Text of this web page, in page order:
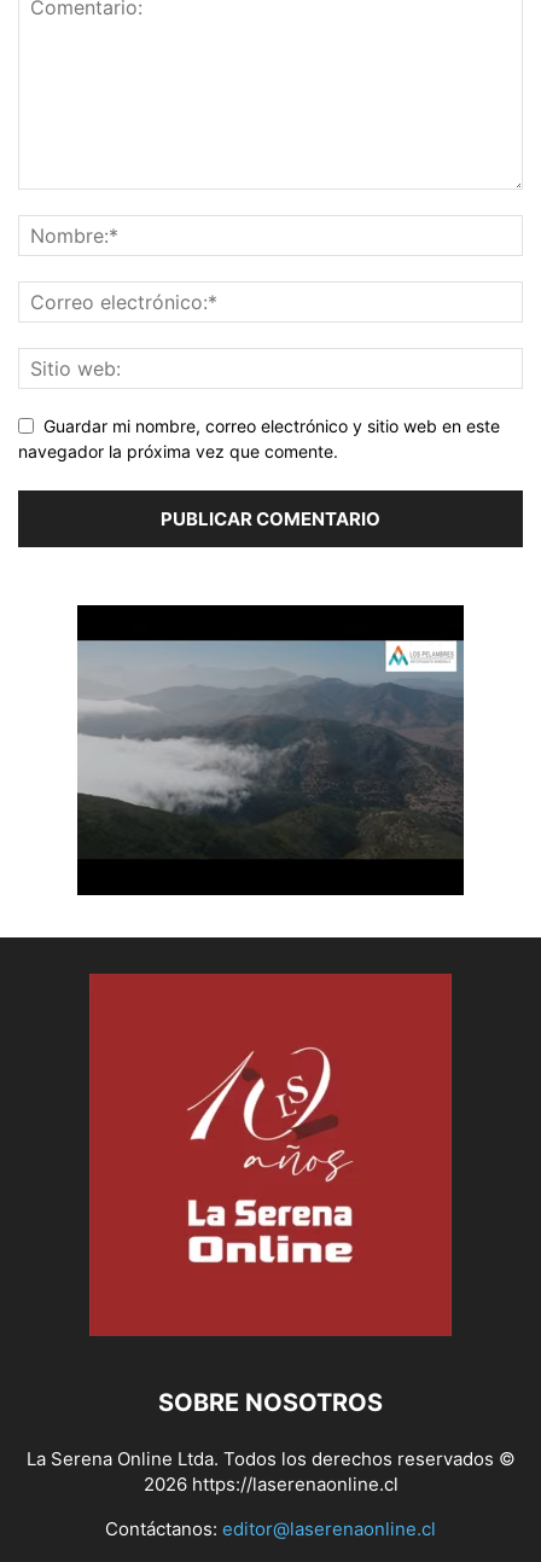
Guardar mi nombre, correo electrónico y sitio web en este
navegador la próxima vez que comente.
SOBRE NOSOTROS
La Serena Online Ltda. Todos los derechos reservados ©
2026 https://laserenaonline.cl
Contáctanos: editor@laserenaonline.cl